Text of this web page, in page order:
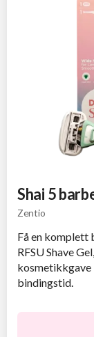
Shai 5
Zentio
Få en komplett
RFSU Shave
kosmetikkgave
bindingstid.